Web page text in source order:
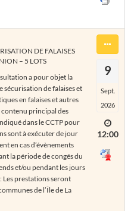
DE FALAISES
– 5 LOTS
a pour objet la
sécurisation de falaises et
en falaises et autres
principal des
dans le CCTP pour
sont à exécuter de jour
en cas d’évènements
la période de congés du
et/ou pendant les jours
Les prestations seront
de l’Île de La
9
Sept.
2026
12:00